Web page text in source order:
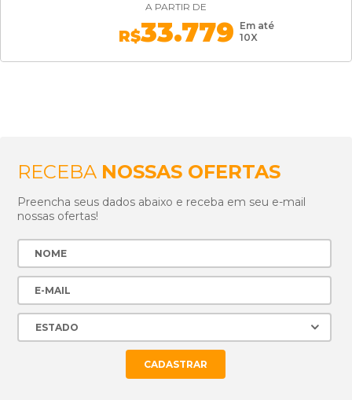
A PARTIR DE
R$33.779 Em até
10X
RECEBA NOSSAS OFERTAS
Preencha seus dados abaixo e receba em seu e-mail
nossas ofertas!